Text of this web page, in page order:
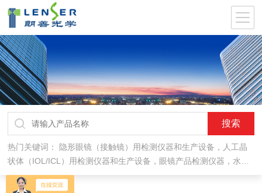
热门关键词： 隐形眼镜（接触镜）用检测仪器和生产设备，人工晶
状体（IOL/ICL）用检测仪器和生产设备，眼镜产品检测仪器，水气
处理环保设备